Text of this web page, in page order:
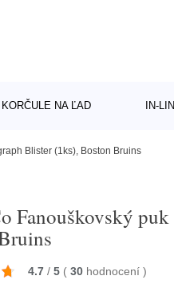
KORČULE NA ĽAD IN-
Blister (1ks), Boston Bruins
Fanouškovský
4.7 / 5 ( 30 hodnocení)